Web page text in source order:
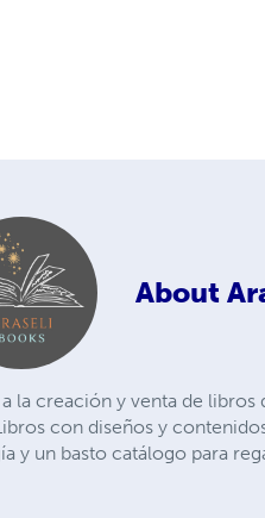
About
la creación y venta de
con diseños y
y un basto catálogo para